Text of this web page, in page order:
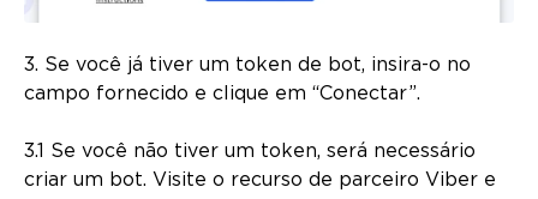
3. Se você já tiver um token de bot, insira-o no
campo fornecido e clique em “Conectar”.
3.1 Se você não tiver um token, será necessário
criar um bot. Visite o recurso de parceiro Viber e